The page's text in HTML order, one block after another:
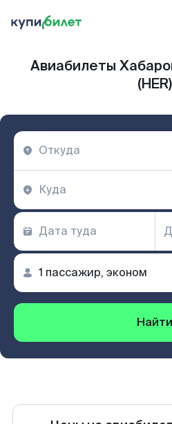
Авиабилеты
(HER)
Найти